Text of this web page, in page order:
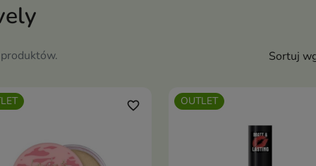
Sortuj
favorite_border OUTLET